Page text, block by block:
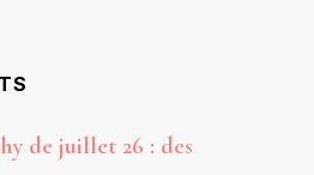
de juillet 26 : des